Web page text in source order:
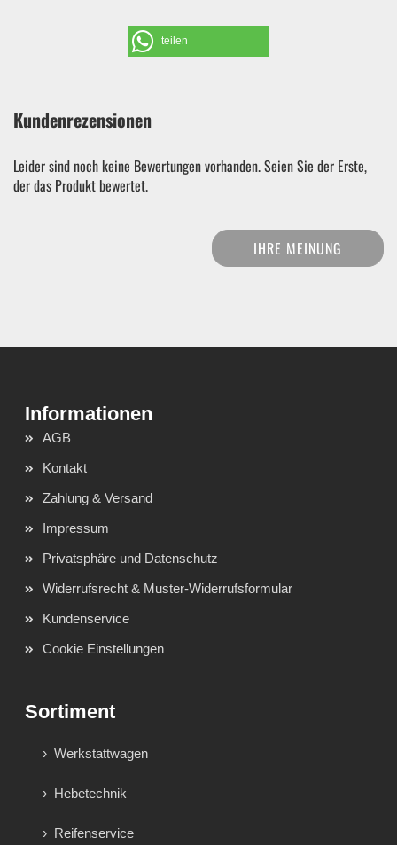
teilen
Kundenrezensionen
Leider sind noch keine Bewertungen vorhanden. Seien Sie der Erste,
der das Produkt bewertet.
IHRE MEINUNG
AGB
Kontakt
Zahlung & Versand
Impressum
Privatsphäre und Datenschutz
Widerrufsrecht & Muster-Widerrufsformular
Kundenservice
Cookie Einstellungen
Sortiment
Werkstattwagen
Hebetechnik
Reifenservice